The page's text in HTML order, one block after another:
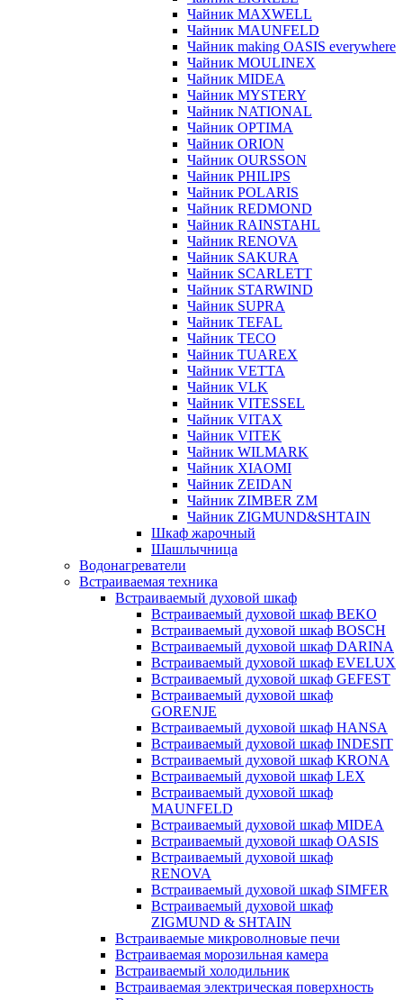
Чайник MAXWELL
Чайник MAUNFELD
Чайник making OASIS everywhere
Чайник MOULINEX
Чайник MIDEA
Чайник MYSTERY
Чайник NATIONAL
Чайник OPTIMA
Чайник ORION
Чайник OURSSON
Чайник PHILIPS
Чайник POLARIS
Чайник REDMOND
Чайник RAINSTAHL
Чайник RENOVA
Чайник SAKURA
Чайник SCARLETT
Чайник STARWIND
Чайник SUPRA
Чайник TEFAL
Чайник TECO
Чайник TUAREX
Чайник VETTA
Чайник VLK
Чайник VITESSEL
Чайник VITAX
Чайник VITEK
Чайник WILMARK
Чайник XIAOMI
Чайник ZEIDAN
Чайник ZIMBER ZM
Чайник ZIGMUND&SHTAIN
Шкаф жарочный
Шашлычница
Водонагреватели
Встраиваемая техника
Встраиваемый духовой шкаф
Встраиваемый духовой шкаф BEKO
Встраиваемый духовой шкаф BOSCH
Встраиваемый духовой шкаф DARINA
Встраиваемый духовой шкаф EVELUX
Встраиваемый духовой шкаф GEFEST
Встраиваемый духовой шкаф
GORENJE
Встраиваемый духовой шкаф HANSA
Встраиваемый духовой шкаф INDESIT
Встраиваемый духовой шкаф KRONA
Встраиваемый духовой шкаф LEX
Встраиваемый духовой шкаф
MAUNFELD
Встраиваемый духовой шкаф MIDEA
Встраиваемый духовой шкаф OASIS
Встраиваемый духовой шкаф
RENOVA
Встраиваемый духовой шкаф SIMFER
Встраиваемый духовой шкаф
ZIGMUND & SHTAIN
Встраиваемые микроволновые печи
Встраиваемая морозильная камера
Встраиваемый холодильник
Встраиваемая электрическая поверхность